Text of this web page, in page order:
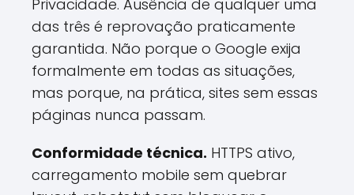
Privacidade. Ausência de qualquer uma
das três é reprovação praticamente
garantida. Não porque o Google exija
formalmente em todas as situações,
mas porque, na prática, sites sem essas
páginas nunca passam.
Conformidade técnica. HTTPS ativo,
carregamento mobile sem quebrar